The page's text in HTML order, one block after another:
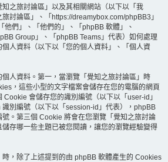
之旅討論區」以及其相關網站（以下以「我
討論區」、「https://dreamybox.com/phpBB3」
他們」、「他們的」、「phpBB 軟體」、
Group」、「phpBB Teams」代表）如何處理
人資料（以下以「您的個人資料」、「個人資
人資料。第一，當瀏覽「覺知之旅討論區」時
，這些小型的文字檔案會儲存在您的電腦的網頁
會儲存您的識別編號（以下以「user-id」
別編號（以下以「session-id」代表），phpBB
。第三個 Cookie 將會在您瀏覽「覺知之旅討論
存哪一些主題已被您閱讀，讓您的瀏覽經驗變得
，除了上述提到的由 phpBB 軟體產生的 Cookies